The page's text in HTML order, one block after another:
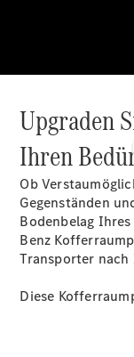
Upgraden
Ihren
Ob
Gegenständen
Bodenbelag
Benz
Transporter
Diese